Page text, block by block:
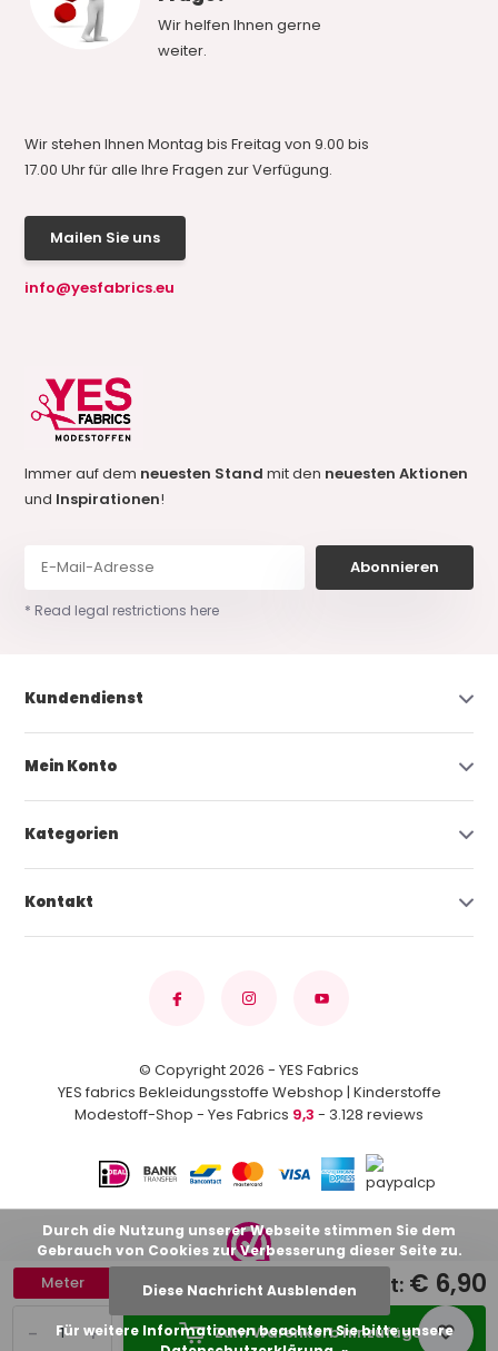
+
-
Meter
Zum Warenkorb hinzufügen
Gesamt: € 6,90
Wir helfen Ihnen gerne
weiter.
Wir stehen Ihnen Montag bis Freitag von 9.00 bis
17.00 Uhr für alle Ihre Fragen zur Verfügung.
Mailen Sie uns
info@yesfabrics.eu
Immer auf dem neuesten Standmit den neuesten Aktionen
und Inspirationen!
Abonnieren
* Read legal restrictions here
Kundendienst
Mein Konto
Kategorien
Kontakt
© Copyright 2026 - YES Fabrics
YES fabrics Bekleidungsstoffe Webshop | Kinderstoffe
Modestoff-Shop - Yes Fabrics 9,3 - 3.128 reviews
Durch die Nutzung unserer Webseite stimmen Sie dem
Gebrauch von Cookies zur Verbesserung dieser Seite zu.
Diese Nachricht Ausblenden
Für weitere Informationen beachten Sie bitte unsere